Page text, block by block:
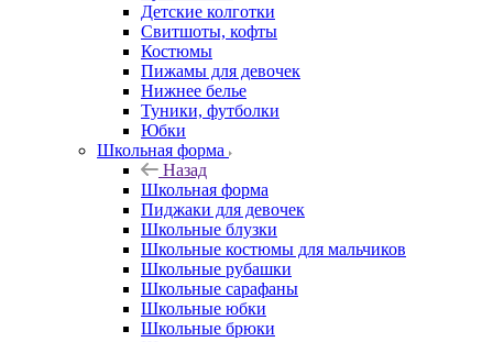
Детские колготки
Свитшоты, кофты
Костюмы
Пижамы для девочек
Нижнее белье
Туники, футболки
Юбки
Школьная форма
Назад
Школьная форма
Пиджаки для девочек
Школьные блузки
Школьные костюмы для мальчиков
Школьные рубашки
Школьные сарафаны
Школьные юбки
Школьные брюки